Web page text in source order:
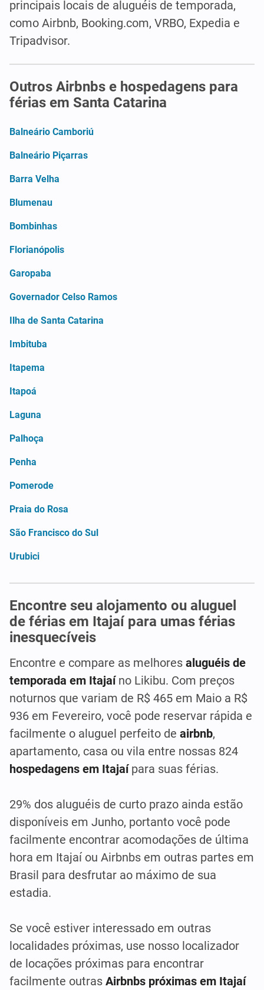
principais locais de aluguéis de temporada,
como Airbnb, Booking.com, VRBO, Expedia e
Tripadvisor.
Outros Airbnbs e hospedagens para
férias em Santa Catarina
Balneário Camboriú
Balneário Piçarras
Barra Velha
Blumenau
Bombinhas
Florianópolis
Garopaba
Governador Celso Ramos
Ilha de Santa Catarina
Imbituba
Itapema
Itapoá
Laguna
Palhoça
Penha
Pomerode
Praia do Rosa
São Francisco do Sul
Urubici
Encontre seu alojamento ou aluguel
de férias em Itajaí para umas férias
inesquecíveis
Encontre e compare as melhores aluguéis de
temporada em Itajaíno Likibu. Com preços
noturnos que variam de R$ 465 em Maio a R$
936 em Fevereiro, você pode reservar rápida e
facilmente o aluguel perfeito de airbnb,
apartamento, casa ou vila entre nossas 824
hospedagens em Itajaí para suas férias.
29% dos aluguéis de curto prazo ainda estão
disponíveis em Junho, portanto você pode
facilmente encontrar acomodações de última
hora em Itajaí ou Airbnbs em outras partes em
Brasil para desfrutar ao máximo de sua
estadia.
Se você estiver interessado em outras
localidades próximas, use nosso localizador
de locações próximas para encontrar
facilmente outras Airbnbs próximas em Itajaí